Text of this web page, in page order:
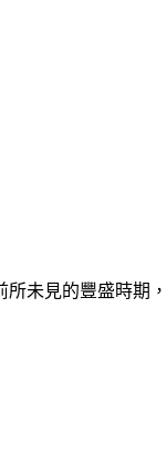
見的豐盛時期